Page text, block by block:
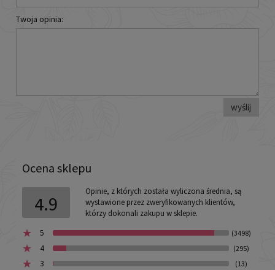
Twoja opinia:
wyślij
Ocena sklepu
4.9
Opinie, z których została wyliczona średnia, są
wystawione przez zweryfikowanych klientów,
którzy dokonali zakupu w sklepie.
5
(3498)
4 (295)
3 (13)